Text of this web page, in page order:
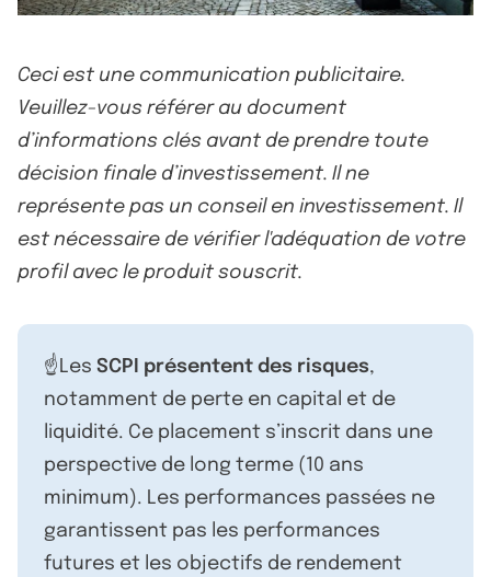
Ceci est une communication publicitaire.
Veuillez-vous référer au document
d’informations clés avant de prendre toute
décision finale d’investissement. Il ne
représente pas un conseil en investissement. Il
est nécessaire de vérifier l'adéquation de votre
profil avec le produit souscrit.
☝️Les SCPI présentent des risques,
notamment de perte en capital et de
liquidité. Ce placement s’inscrit dans une
perspective de long terme (10 ans
minimum). Les performances passées ne
garantissent pas les performances
futures et les objectifs de rendement